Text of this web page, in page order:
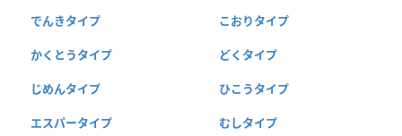
でんきタイプ こおりタイプ
かくとうタイプ どくタイプ
じめんタイプ ひこうタイプ
エスパータイプ むしタイプ